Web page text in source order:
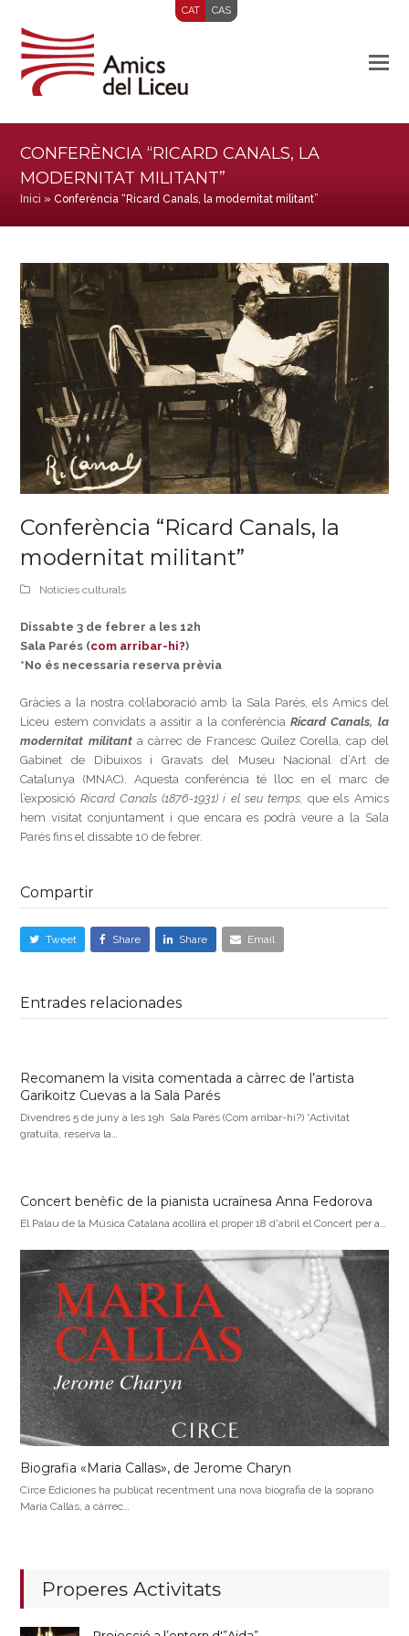
CAT CAS
CONFERÈNCIA “RICARD CANALS, LA
MODERNITAT MILITANT”
Inici »Conferència “Ricard Canals, la modernitat militant”
Conferència “Ricard Canals, la
modernitat militant”
Notícies culturals
Dissabte 3 de febrer a les 12h
Sala Parés (com arribar-hi?)
*No és necessaria reserva prèvia
Gràcies a la nostra col·laboració amb la Sala Parés, els Amics del
Liceu estem convidats a assitir a la conferènciaRicard Canals, la
modernitat militant a càrrec de Francesc Quílez Corella, cap del
Gabinet de Dibuixos i Gravats del Museu Nacional d’Art de
Catalunya (MNAC). Aquesta conferència té lloc en el marc de
l’exposició Ricard Canals (1876-1931) i el seu temps, que els Amics
hem visitat conjuntament i que encara es podrà veure a la Sala
Parés fins el dissabte 10 de febrer.
Compartir
Tweet Share Share Email
Entrades relacionades
Recomanem la visita comentada a càrrec de l’artista
Garikoitz Cuevas a la Sala Parés
Divendres 5 de juny a les 19h Sala Parés (Com arribar-hi?) *Activitat
gratuïta, reserva la…
Concert benèfic de la pianista ucraïnesa Anna Fedorova
El Palau de la Música Catalana acollirà el proper 18 d'abril el Concert per a…
Biografia «Maria Callas», de Jerome Charyn
Circe Ediciones ha publicat recentment una nova biografia de la soprano
Maria Callas, a càrrec…
Properes Activitats